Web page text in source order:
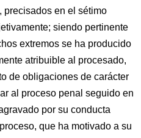
precisados en el sétimo
siendo pertinente
extremos se ha producido
atribuible al procesado,
de obligaciones de carácter
al proceso penal seguido en
por su conducta
que ha motivado a su